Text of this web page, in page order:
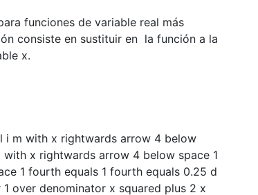
funciones de variable real más
consiste en sustituir en la función a la
x.